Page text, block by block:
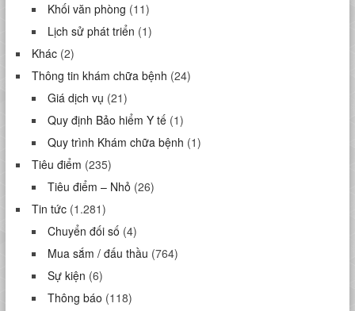
Khối văn phòng (11)
Lịch sử phát triển (1)
Khác(2)
Thông tin khám chữa bệnh (24)
Giá dịch vụ (21)
Quy định Bảo hiểm Y tế(1)
Quy trình Khám chữa bệnh (1)
Tiêu điểm (235)
Tiêu điểm – Nhỏ (26)
Tin tức(1.281)
Chuyển đối số (4)
Mua sắm / đấu thầu (764)
Sự kiện (6)
Thông báo (118)